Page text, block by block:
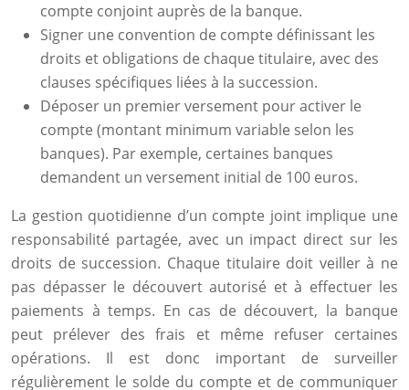
compte conjoint auprès de la banque.
Signer une convention de compte définissant les
droits et obligations de chaque titulaire, avec des
clauses spécifiques liées à la succession.
Déposer un premier versement pour activer le
compte (montant minimum variable selon les
banques). Par exemple, certaines banques
demandent un versement initial de 100 euros.
La gestion quotidienne d’un compte joint implique une
responsabilité partagée, avec un impact direct sur les
droits de succession. Chaque titulaire doit veiller à ne
pas dépasser le découvert autorisé et à effectuer les
paiements à temps. En cas de découvert, la banque
peut prélever des frais et même refuser certaines
opérations. Il est donc important de surveiller
régulièrement le solde du compte et de communiquer